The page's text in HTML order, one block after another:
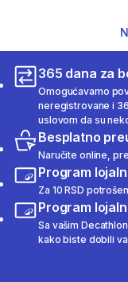
365 dana za
Omogućavamo
neregistrovane i
uslovom da su
Besplatno
Naručite online,
Program
Za 10 RSD
Program
Sa vašim
kako biste dobili